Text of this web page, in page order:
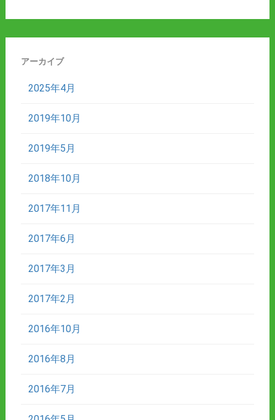
アーカイブ
2025年4月
2019年10月
2019年5月
2018年10月
2017年11月
2017年6月
2017年3月
2017年2月
2016年10月
2016年8月
2016年7月